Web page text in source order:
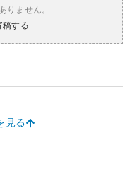
りません。
稿する
見る